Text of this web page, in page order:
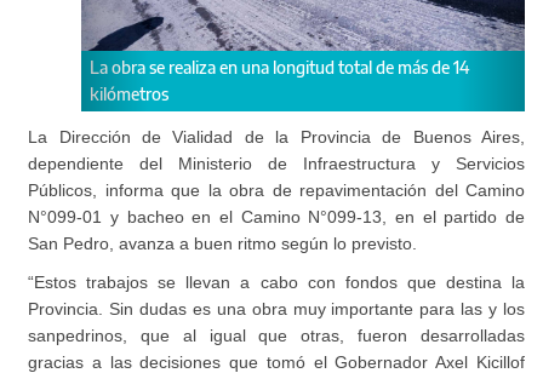
en una longitud total de más de 14
Esta intervención
La Dirección de Vialidad de la Provincia de Buenos Aires,
dependiente del Ministerio de Infraestructura y Servicios
Públicos, informa que la obra de repavimentación del Camino
N°099-01 y bacheo en el Camino N°099-13, en el partido de
San Pedro, avanza a buen ritmo según lo previsto.
“Estos trabajos se llevan a cabo con fondos que destina la
Provincia. Sin dudas es una obra muy importante para las y los
sanpedrinos, que al igual que otras, fueron desarrolladas
gracias a las decisiones que tomó el Gobernador Axel Kicillof